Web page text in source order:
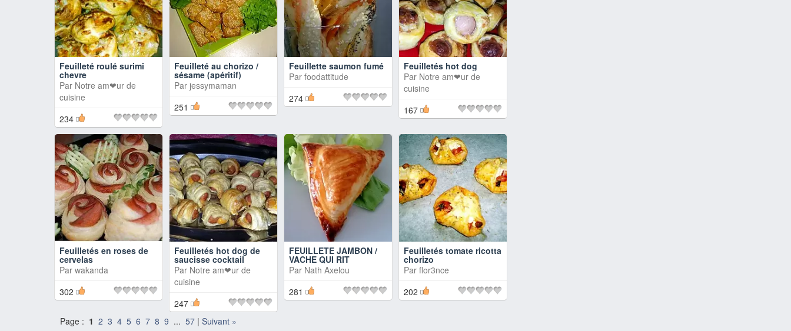
Feuilleté roulé surimi
chevre
Par Notre am❤ur de
cuisine
234
Feuilleté au chorizo /
sésame (apéritif)
Par jessymaman
251
Feuillette saumon fumé
Par foodattitude
274
Feuilletés hot dog
Par Notre am❤ur de
cuisine
167
Feuilletés en roses de
cervelas
Par wakanda
302
Feuilletés hot dog de
saucisse cocktail
Par Notre am❤ur de
cuisine
247
FEUILLETE JAMBON /
VACHE QUI RIT
Par Nath Axelou
281
Feuilletés tomate ricotta
chorizo
Par flor3nce
202
Page : 1 2 3 4 5 6 7 8 9 ... 57 | Suivant »